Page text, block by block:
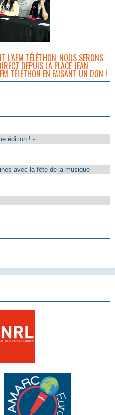
TÉLÉTHON. NOUS SERONS
DEPUIS LA PLACE JEAN
TÉLÉTHON EN FAISANT UN DON !
édition ! -
avec la fête de la musique